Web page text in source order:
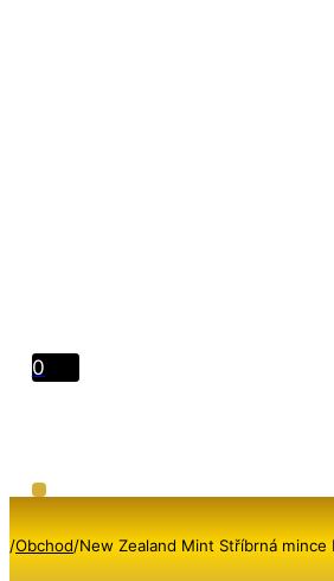
0
/Obchod/New Zealand Mint Stříbrná mince